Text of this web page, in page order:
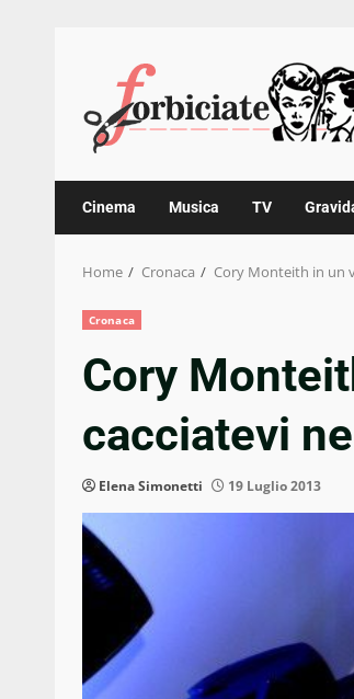
content
Cinema Musica TV
Home Cronaca Cory Monteith in un
Cronaca
Cory
cacciatevi
Elena Simonetti 19 Luglio 2013